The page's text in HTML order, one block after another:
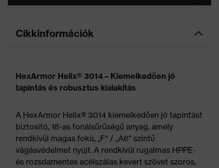
Cikkinformációk
HexArmor Helix® 3014 – Kiemelkedően jó
tapintás és robusztus kialakítás
A HexArmor Helix® 3014 kiemelkedően jó tapintást
biztosító, 18-as fonálsűrűségű anyag, amely
rendkívül magas fokú, „F“ / „A6“ szintű
vágásvédelmet nyújt. A rendkívül rugalmas HPPE-
és rozsdamentes acélszálas kevert szövet szoros,